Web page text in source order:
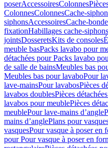
poserAccessoiresColonnes
ColonnesColonnesCache-
siphonsAccessoiresCache-
fixationHabillages cache-siphons
jointsDosseretsKits de consoles
meuble basPacks lavabo pour
détachées pour Packs lavabo
de salle de bainsMeubles bas
Meubles bas pour lavaboPour
lave-mainsPour lavabosPièces
lavabos doublesPièces
lavabos pour meublePièces
meublePour lave-mains d’angle
mains d’anglePlans pour
vasquesPour vasque à poser en
pour Pour vasque à poser en